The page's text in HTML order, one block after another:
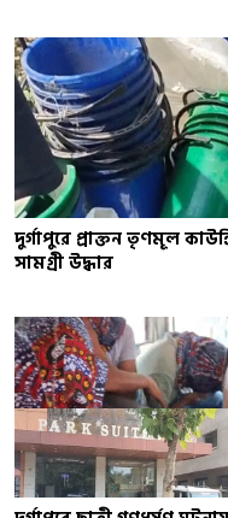
দুর্গাপুরে প্রাক্তন তৃণমূল
সামগ্রী উদ্ধার